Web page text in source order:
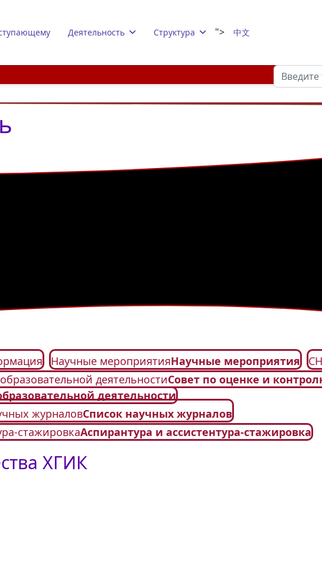
Деятельность Структура "> 中文
Поиск
Научные мероприятияНаучные мероприятия
деятельностиСовет по оценке и
деятельности
журналовСписок научных журналов
стажировкаАспирантура и ассистентура-стажировка
ХГИК